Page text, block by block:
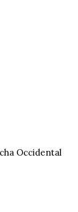
Occidental